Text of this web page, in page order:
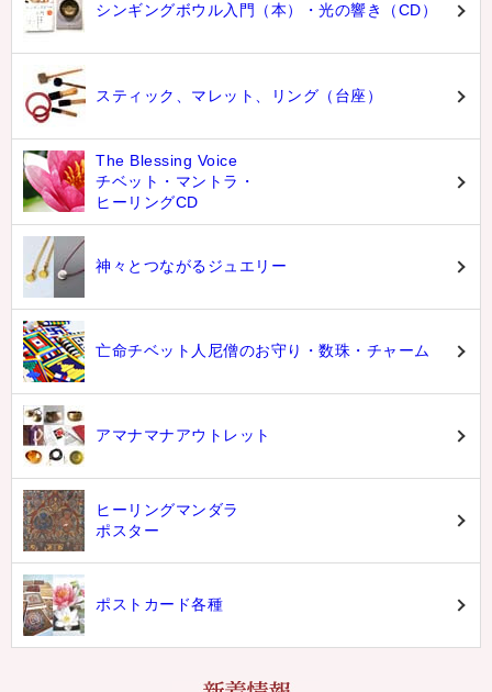
シンギングボウル入門（本）・光の響き（CD）
スティック、マレット、リング（台座）
The Blessing Voice
チベット・マントラ・
ヒーリングCD
神々とつながるジュエリー
亡命チベット人尼僧のお守り・数珠・チャーム
アマナマナアウトレット
ヒーリングマンダラ
ポスター
ポストカード各種